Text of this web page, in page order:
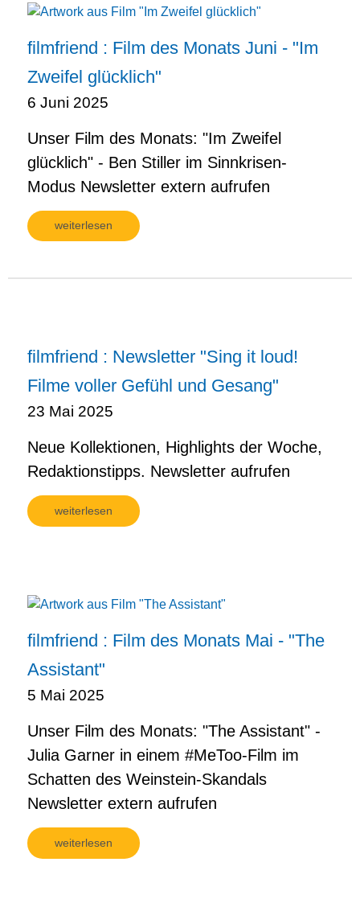
filmfriend : Film des Monats Juni - "Im
Zweifel glücklich"
6 Juni 2025
Unser Film des Monats: "Im Zweifel
glücklich" - Ben Stiller im Sinnkrisen-
Modus Newsletter extern aufrufen
weiterlesen
filmfriend : Newsletter "Sing it loud!
Filme voller Gefühl und Gesang"
23 Mai 2025
Neue Kollektionen, Highlights der Woche,
Redaktionstipps. Newsletter aufrufen
weiterlesen
filmfriend : Film des Monats Mai - "The
Assistant"
5 Mai 2025
Unser Film des Monats: "The Assistant" -
Julia Garner in einem #MeToo-Film im
Schatten des Weinstein-Skandals
Newsletter extern aufrufen
weiterlesen